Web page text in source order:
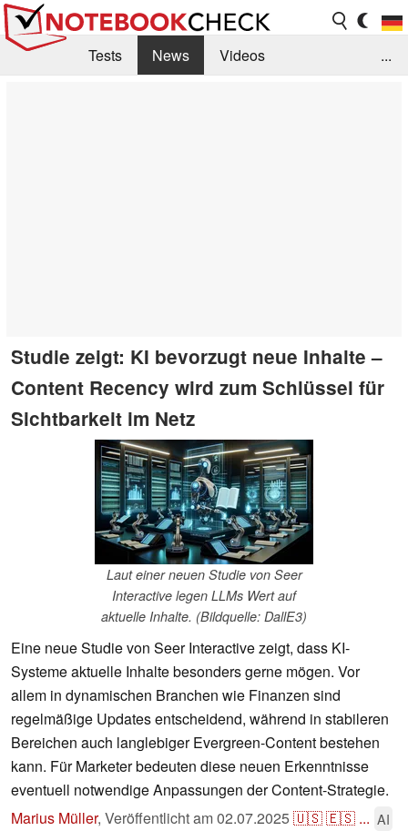
Tests News
Videos
...
Studie zeigt: KI bevorzugt neue Inhalte –
Content Recency wird zum Schlüssel für
Sichtbarkeit im Netz
Laut einer neuen Studie von Seer
Interactive legen LLMs Wert auf
aktuelle Inhalte. (Bildquelle: DallE3)
Eine neue Studie von Seer Interactive zeigt, dass KI-
Systeme aktuelle Inhalte besonders gerne mögen. Vor
allem in dynamischen Branchen wie Finanzen sind
regelmäßige Updates entscheidend, während in stabileren
Bereichen auch langlebiger Evergreen-Content bestehen
kann. Für Marketer bedeuten diese neuen Erkenntnisse
eventuell notwendige Anpassungen der Content-Strategie.
Marius Müller, Veröffentlicht am02.07.2025🇺🇸🇪🇸 ... AI